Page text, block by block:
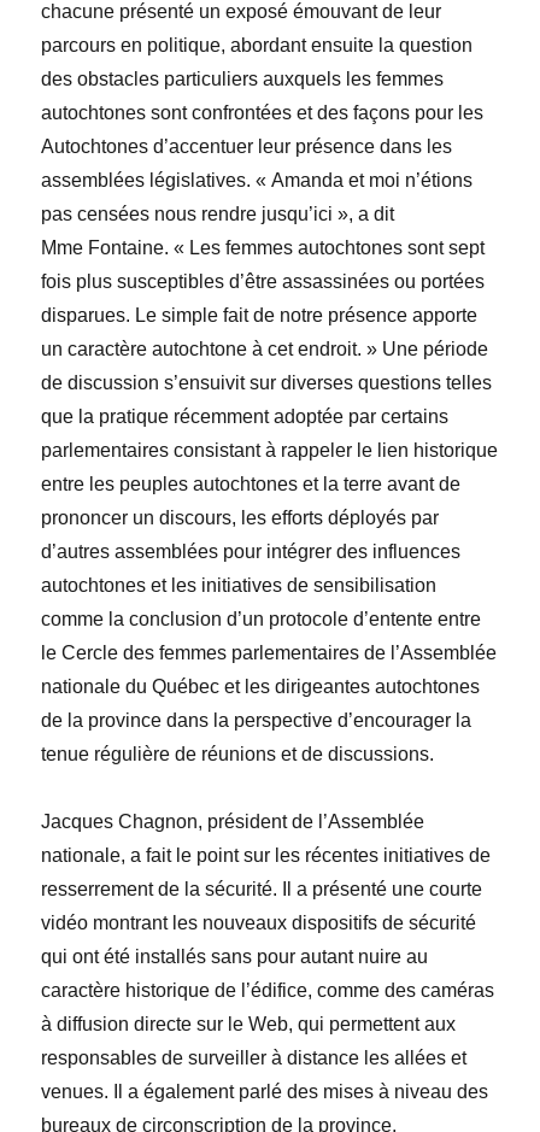
chacune présenté un exposé émouvant de leur
parcours en politique, abordant ensuite la question
des obstacles particuliers auxquels les femmes
autochtones sont confrontées et des façons pour les
Autochtones d’accentuer leur présence dans les
assemblées législatives. « Amanda et moi n’étions
pas censées nous rendre jusqu’ici », a dit
Mme Fontaine. « Les femmes autochtones sont sept
fois plus susceptibles d’être assassinées ou portées
disparues. Le simple fait de notre présence apporte
un caractère autochtone à cet endroit. » Une période
de discussion s’ensuivit sur diverses questions telles
que la pratique récemment adoptée par certains
parlementaires consistant à rappeler le lien historique
entre les peuples autochtones et la terre avant de
prononcer un discours, les efforts déployés par
d’autres assemblées pour intégrer des influences
autochtones et les initiatives de sensibilisation
comme la conclusion d’un protocole d’entente entre
le Cercle des femmes parlementaires de l’Assemblée
nationale du Québec et les dirigeantes autochtones
de la province dans la perspective d’encourager la
tenue régulière de réunions et de discussions.
Jacques Chagnon, président de l’Assemblée
nationale, a fait le point sur les récentes initiatives de
resserrement de la sécurité. Il a présenté une courte
vidéo montrant les nouveaux dispositifs de sécurité
qui ont été installés sans pour autant nuire au
caractère historique de l’édifice, comme des caméras
à diffusion directe sur le Web, qui permettent aux
responsables de surveiller à distance les allées et
venues. Il a également parlé des mises à niveau des
bureaux de circonscription de la province,